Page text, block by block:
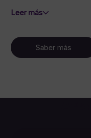
Leer más
Saber más